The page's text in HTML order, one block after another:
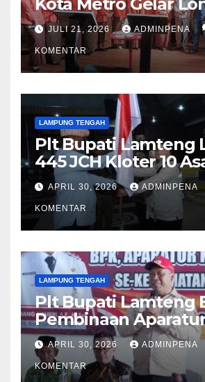
Fashion Show
JULI 21, 2026 ADMINPENA
KOMENTAR
LAMPUNG TENGAH
Plt Bupati Lamteng
445 JCH Kloter 10
Lamteng
APRIL 30, 2026 ADMINPENA
KOMENTAR
LAMPUNG TENGAH
Plt Bupati Lamteng
Pembinaan
Kampung
APRIL 30, 2026 ADMINPENA
KOMENTAR